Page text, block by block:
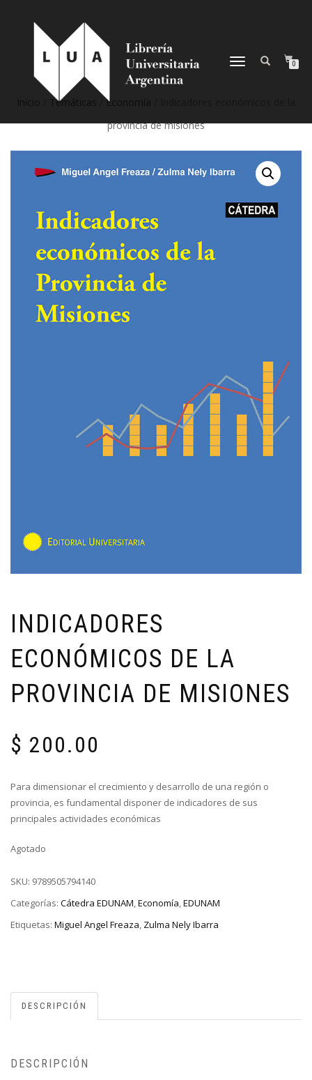
NAVEGACIÓN
0
Temáticas /Economía
provincia de misiones
INDICADORES
ECONÓMICOS DE LA
PROVINCIA DE MISIONES
$ 200.00
Para dimensionar el crecimiento y desarrollo de una región o
provincia, es fundamental disponer de indicadores de sus
principales actividades económicas
Agotado
SKU: 9789505794140
Categorías: Cátedra EDUNAM,Economía,EDUNAM
Etiquetas: Miguel Angel Freaza Zulma Nely Ibarra
DESCRIPCIÓN
DESCRIPCIÓN